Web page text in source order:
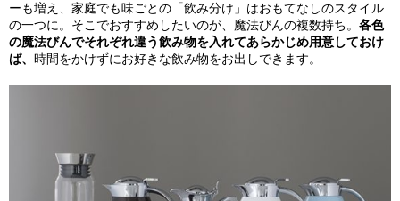
ーも増え、家庭でも味ごとの「飲み分け」はおもてなしのスタイル
の一つに。そこでおすすめしたいのが、魔法びんの複数持ち。 各色
の魔法びんでそれぞれ違う飲み物を入れてあらかじめ用意しておけ
ば、 時間をかけずにお好きな飲み物をお出しできます。